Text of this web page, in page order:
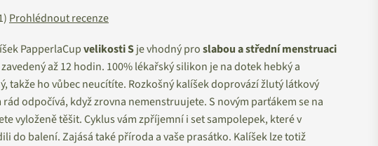
Prohlédnout recenze
PapperlaCupvelikosti Sje vhodný proslabou a střední menstruaci
až 12 hodin. 100% lékařský silikon je na dotek hebký a
takže ho vůbec neucítíte. Rozkošný kalíšek doprovází žlutý látkový
odpočívá, když zrovna nemenstruujete. S novým parťákem se na
vyloženě těšit. Cyklus vám zpříjemní i set sampolepek, které v
do balení. Zajásá také příroda a vaše prasátko. Kalíšek lze totiž